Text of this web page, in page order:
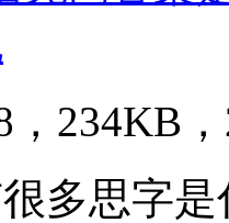
，234KB
多思字